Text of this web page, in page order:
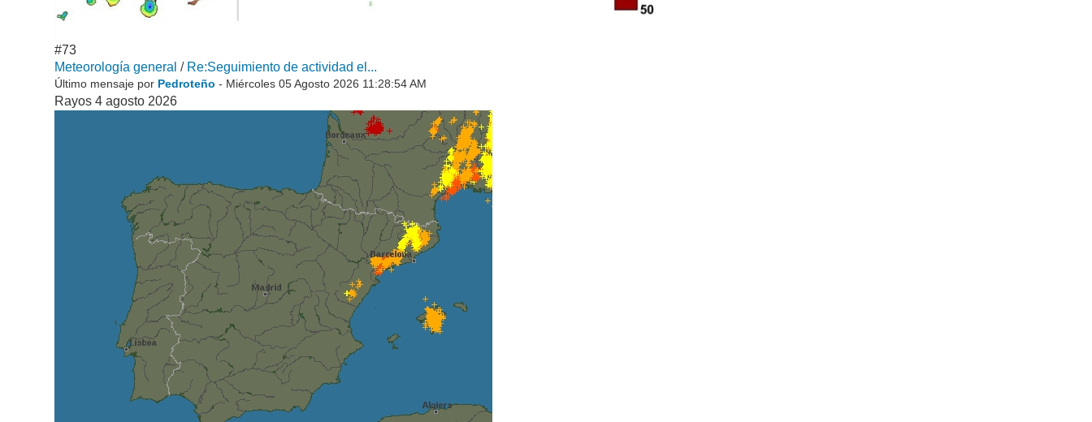
#73
Meteorología general / Re:Seguimiento de actividad el...
Último mensaje por Pedroteño - Miércoles 05 Agosto 2026 11:28:54 AM
Rayos 4 agosto 2026